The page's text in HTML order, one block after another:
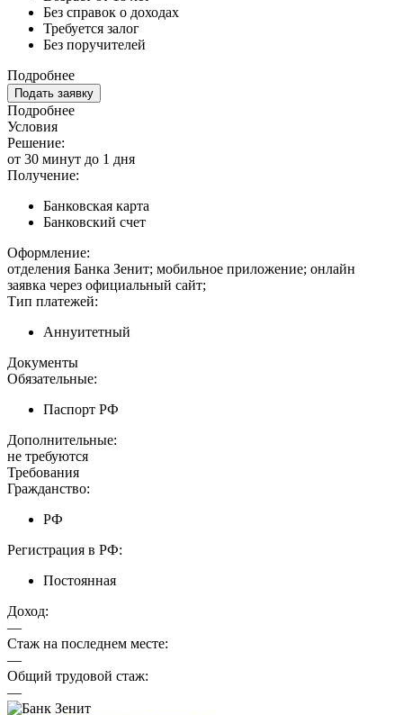
Без справок о доходах
Требуется залог
Без поручителей
Подробнее
Подать заявку
Подробнее
Условия
Решение:
от 30 минут до 1 дня
Получение:
Банковская карта
Банковский счет
Оформление:
отделения Банка Зенит; мобильное приложение; онлайн
заявка через официальный сайт;
Тип платежей:
Аннуитетный
Документы
Обязательные:
Паспорт РФ
Дополнительные:
не требуются
Требования
Гражданство:
РФ
Регистрация в РФ:
Постоянная
Доход:
—
Стаж на последнем месте:
—
Общий трудовой стаж:
—